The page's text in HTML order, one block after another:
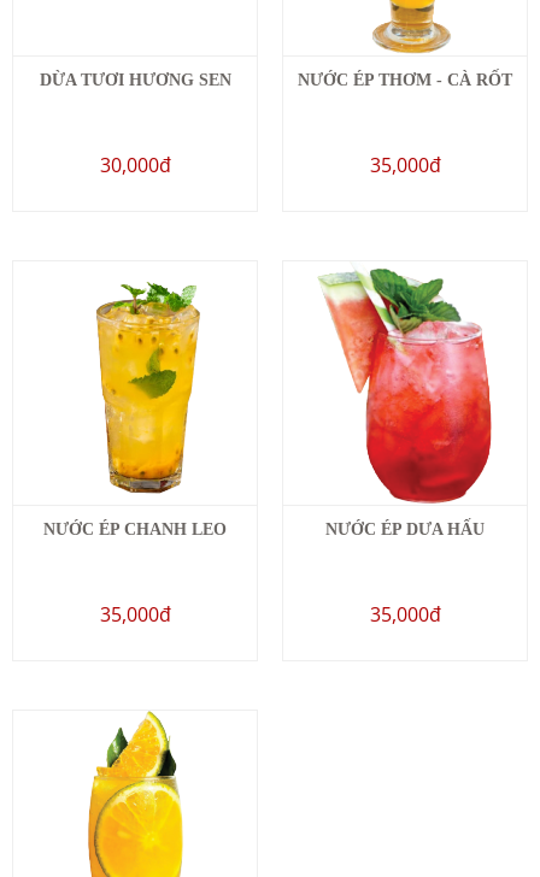
DỪA TƯƠI HƯƠNG SEN
30,000đ
NƯỚC ÉP THƠM - CÀ RỐT
35,000đ
NƯỚC ÉP CHANH LEO
35,000đ
NƯỚC ÉP DƯA HẤU
35,000đ